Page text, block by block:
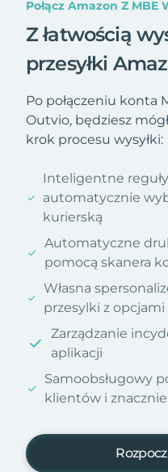
Połącz Amazon Z
Z łatwością
przesyłki
Po połączeniu konta
Outvio, będziesz
krok procesu wysyłki:
Inteligentne
automatycznie
kurierską
Automatyczne
pomocą skanera
Własna
przesylki z
Zarządzanie
aplikacji
Samoobsługowy
klientów i znacznie